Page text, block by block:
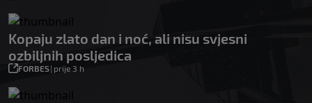
Kopaju zlato dan i noć, ali nisu svjesni
ozbiljnih posljedica
FORBES| prije 3 h